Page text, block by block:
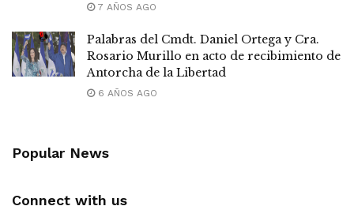
7 AÑOS AGO
Palabras del Cmdt. Daniel Ortega y Cra.
Rosario Murillo en acto de recibimiento de
Antorcha de la Libertad
6 AÑOS AGO
Popular News
Connect with us